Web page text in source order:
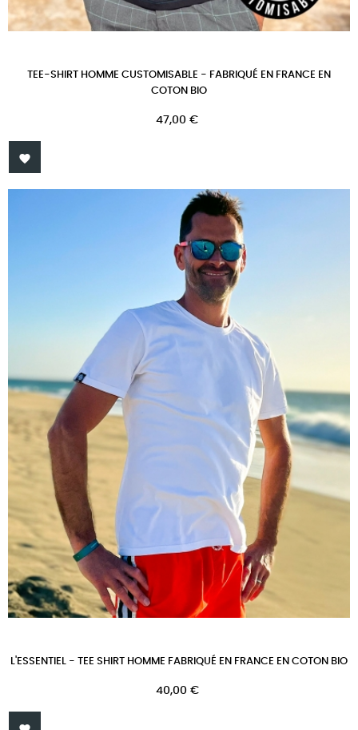
TEE-SHIRT HOMME CUSTOMISABLE - FABRIQUÉ EN FRANCE EN
COTON BIO
Prix
47,00 €

L'ESSENTIEL - TEE SHIRT HOMME FABRIQUÉ EN FRANCE EN COTON BIO
Prix
40,00 €